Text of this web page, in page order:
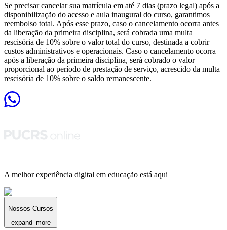
Se precisar cancelar sua matrícula em até 7 dias (prazo legal) após a
disponibilização do acesso e aula inaugural do curso, garantimos
reembolso total. Após esse prazo, caso o cancelamento ocorra antes
da liberação da primeira disciplina, será cobrada uma multa
rescisória de 10% sobre o valor total do curso, destinada a cobrir
custos administrativos e operacionais. Caso o cancelamento ocorra
após a liberação da primeira disciplina, será cobrado o valor
proporcional ao período de prestação de serviço, acrescido da multa
rescisória de 10% sobre o saldo remanescente.
A melhor experiência digital em educação está aqui
Nossos Cursos
expand_more